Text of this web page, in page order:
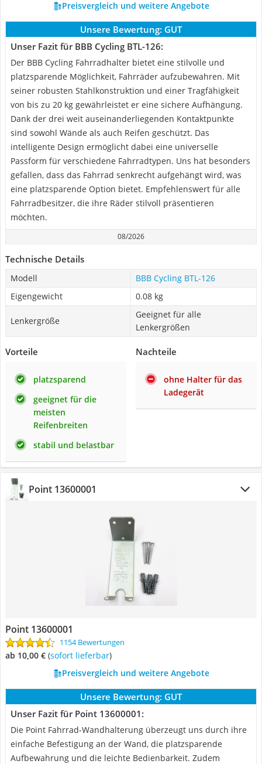
Preisvergleich und weitere Angebote
Unsere Bewertung: GUT
Unser Fazit für BBB Cycling BTL-126:
Der BBB Cycling Fahrradhalter bietet eine stilvolle und
platzsparende Möglichkeit, Fahrräder aufzubewahren. Mit
seiner robusten Stahlkonstruktion und einer Tragfähigkeit
von bis zu 20 kg gewährleistet er eine sichere Aufhängung.
Dank der drei weit auseinanderliegenden Kontaktpunkte
sind sowohl Wände als auch Reifen geschützt. Das
intelligente Design ermöglicht dabei eine universelle
Passform für verschiedene Fahrradtypen. Uns hat besonders
gefallen, dass das Fahrrad senkrecht aufgehängt wird, was
eine platzsparende Option bietet. Empfehlenswert für alle
Fahrradbesitzer, die ihre Räder stilvoll präsentieren
möchten.
08/2026
Technische Details
Modell
BBB Cycling BTL-126
Eigengewicht
0.08 kg
Lenkergröße
Geeignet für alle
Lenkergrößen
Vorteile
platzsparend
geeignet für die
meisten
Reifenbreiten
stabil und belastbar
Nachteile
ohne Halter für das
Ladegerät
Point 13600001
Point 13600001
1154 Bewertungen
ab 10,00 € ( Sofort lieferbar)
Preisvergleich und weitere Angebote
Unsere Bewertung: GUT
Unser Fazit für Point 13600001:
Die Point Fahrrad-Wandhalterung überzeugt uns durch ihre
einfache Befestigung an der Wand, die platzsparende
Aufbewahrung und die leichte Bedienbarkeit. Zudem